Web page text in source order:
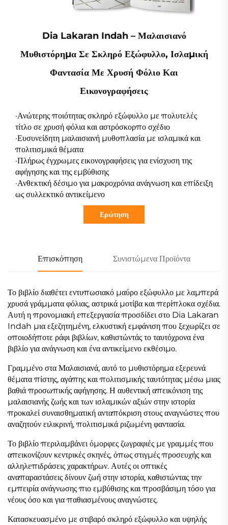
Dia Lakaran Indah – Μαλαισιανό
Μυθιστόρημα Σε Σκληρό Εξώφυλλο, Ισλαμική
Φαντασία Με Χρυσή Φόλιο Και
Εικονογραφήσεις
·Ανώτερης ποιότητας σκληρό εξώφυλλο με πολυτελές
τίτλο σε χρυσή φόλια και αστρόσκορπο σχέδιο
·Ευσυνείδητη μαλαισιανή μυθοπλασία με ισλαμικά και
πολιτισμικά θέματα
·Πλήρως έγχρωμες εικονογραφήσεις για ενίσχυση της
αφήγησης και της εμβύθισης
·Ανθεκτική δέσιμο για μακροχρόνια ανάγνωση και επίδειξη
ως συλλεκτικό αντικείμενο
Ερώτηση
Επισκόπηση Συνιστώμενα Προϊόντα
Το βιβλίο διαθέτει εντυπωσιακό μαύρο εξώφυλλο με λαμπερά
χρυσά γράμματα φόλιας, αστρικά μοτίβα και περίπλοκα σχέδια.
Αυτή η προνομιακή επεξεργασία προσδίδει στο Dia Lakaran
Indah μια εξεζητημένη, ελκυστική εμφάνιση που ξεχωρίζει σε
οποιοδήποτε ράφι βιβλίων, καθιστώντάς το ταυτόχρονα ένα
βιβλίο για ανάγνωση και ένα αντικείμενο εκθέσιμο.
Γραμμένο στα Μαλαισιανά, αυτό το μυθιστόρημα εξερευνά
θέματα πίστης, αγάπης και πολιτισμικής ταυτότητας μέσω μιας
βαθιά προσωπικής αφήγησης. Η αυθεντική απεικόνιση της
μαλαισιανής ζωής και των ισλαμικών αξιών στην ιστορία
προκαλεί συναισθηματική ανταπόκριση στους αναγνώστες που
αναζητούν ειλικρινή, πολιτισμικά ριζωμένη φαντασία.
Το βιβλίο περιλαμβάνει όμορφες ζωγραφιές με γραμμές που
απεικονίζουν κεντρικές σκηνές, όπως στιγμές προσευχής και
αλληλεπιδράσεις χαρακτήρων. Αυτές οι οπτικές
αναπαραστάσεις δίνουν ζωή στην ιστορία, καθιστώντας την
εμπειρία ανάγνωσης πιο εμβύθισης και προσβάσιμη τόσο για
νέους όσο και για παθιασμένους αναγνώστες.
Κατασκευασμένο με στιβαρό σκληρό εξώφυλλο και υψηλής